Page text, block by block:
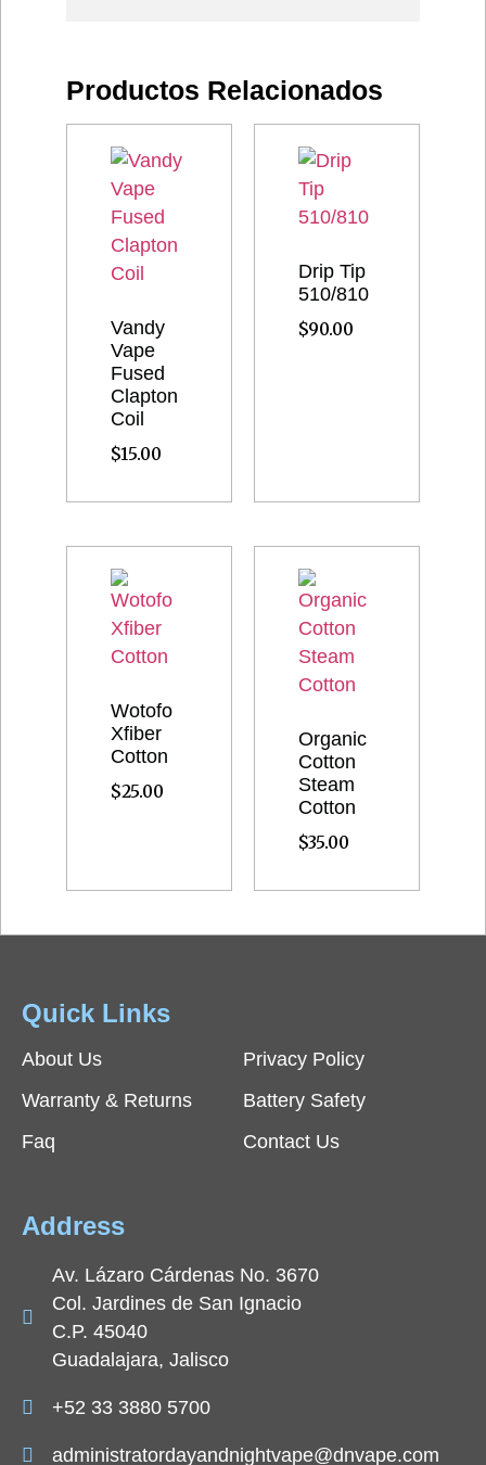
Productos Relacionados
Vandy
Vape
Fused
Clapton
Coil
$15.00
Drip Tip
510/810
$90.00
Wotofo
Xfiber
Cotton
$25.00
Organic
Cotton
Steam
Cotton
$35.00
Quick Links
About Us
Privacy Policy
Warranty & Returns
Battery Safety
Faq
Contact Us
Address
Av. Lázaro Cárdenas No. 3670
Col. Jardines de San Ignacio
C.P. 45040
Guadalajara, Jalisco
+52 33 3880 5700
administratordayandnightvape@dnvape.com